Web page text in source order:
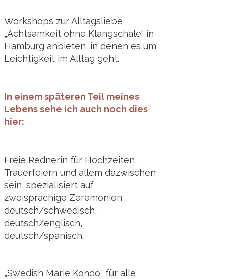
Workshops zur Alltagsliebe
„Achtsamkeit ohne Klangschale“ in
Hamburg anbieten, in denen es um
Leichtigkeit im Alltag geht.
In einem späteren Teil meines
Lebens sehe ich auch noch dies
hier:
Freie Rednerin für Hochzeiten,
Trauerfeiern und allem dazwischen
sein, spezialisiert auf
zweisprachige Zeremonien
deutsch/schwedisch,
deutsch/englisch,
deutsch/spanisch.
„Swedish Marie Kondó“ für alle